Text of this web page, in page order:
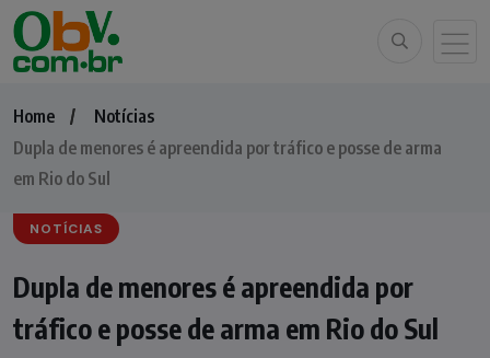
Home
Notícias
Dupla de menores é apreendida por tráfico e posse de arma
em Rio do Sul
NOTÍCIAS
Dupla de menores é apreendida por
tráfico e posse de arma em Rio do Sul